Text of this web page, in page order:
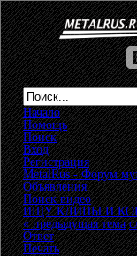
Начало
Помощь
Поиск
Вход
Регистрация
MetalRus - Форум
Объявления»
Поиск видео»
ИЩУ КЛИПЫ И
« предыдущая тема
Ответ
Печать